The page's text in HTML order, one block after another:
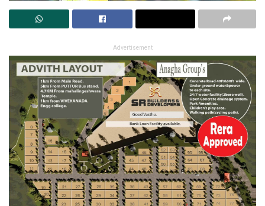
Advertisement